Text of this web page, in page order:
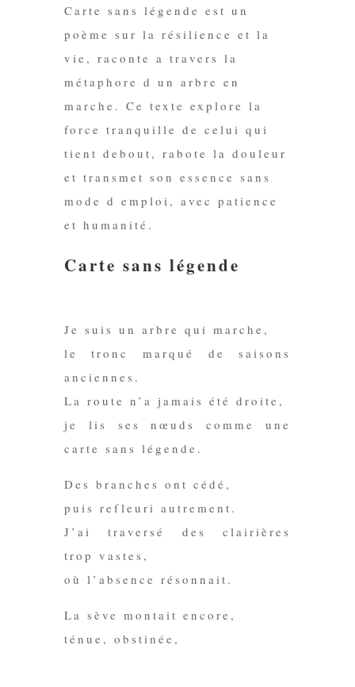
Carte sans légende est un
poème sur la résilience et la
vie, raconte a travers la
métaphore d un arbre en
marche. Ce texte explore la
force tranquille de celui qui
tient debout, rabote la douleur
et transmet son essence sans
mode d emploi, avec patience
et humanité.
Carte sans légende
Je suis un arbre qui marche,
le tronc marqué de saisons
anciennes.
La route n’a jamais été droite,
je lis ses nœuds comme une
carte sans légende.
Des branches ont cédé,
puis refleuri autrement.
J’ai traversé des clairières
trop vastes,
où l’absence résonnait.
La sève montait encore,
ténue, obstinée,